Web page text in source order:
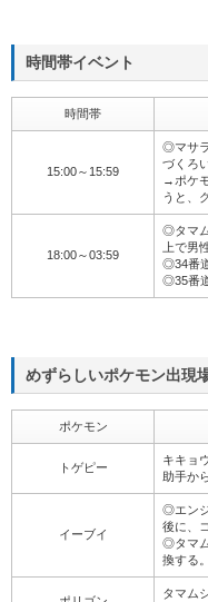
時間帯イベント
時間帯
15:00～15:59
◎マサ
づくろ
→ポケ
うと、
18:00～03:59
◎タマ
上で男
◎34番
◎35番
めずらしいポケモン出現
ポケモン
トゲピー
キキョ
助手か
イーブイ
◎エン
後に、
◎タマ
換する。
タマム